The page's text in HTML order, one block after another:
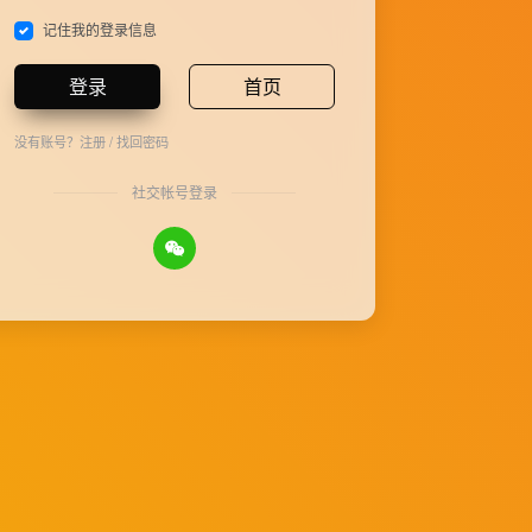
记住我的登录信息
登录 首页
没有账号？ 注册/找回密码
社交帐号登录